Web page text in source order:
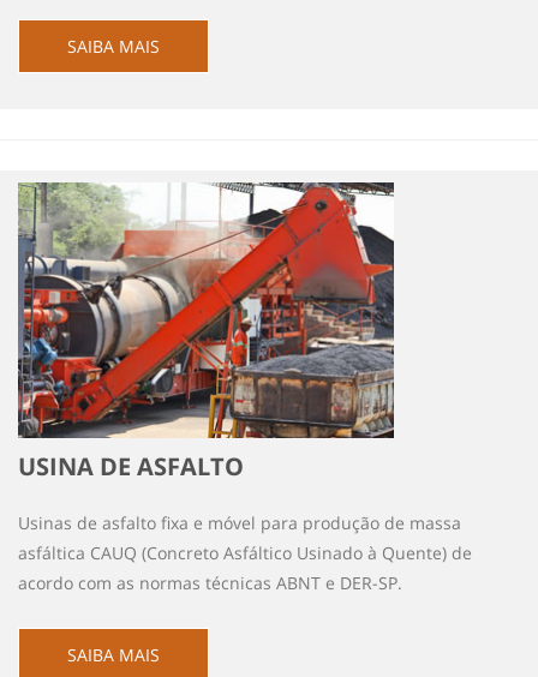
SAIBA MAIS
USINA DE ASFALTO
Usinas de asfalto fixa e móvel para produção de massa
asfáltica CAUQ (Concreto Asfáltico Usinado à Quente) de
acordo com as normas técnicas ABNT e DER-SP.
SAIBA MAIS